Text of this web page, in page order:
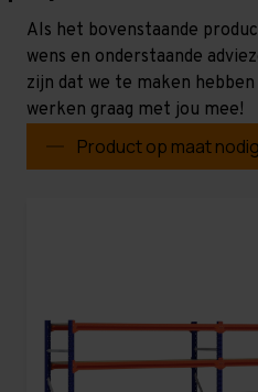
Als het bovenstaande
wens en onderstaande
zijn dat we te maken
werken graag met jou mee!
Product op maat